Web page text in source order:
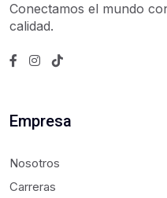
Conectamos el mundo
calidad.
Empresa
Nosotros
Carreras